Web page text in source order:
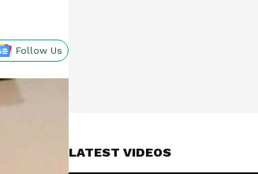
Follow Us
LATEST VIDEOS